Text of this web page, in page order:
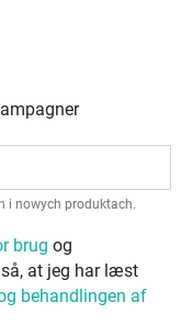
i nowych produktach.
brug og
at jeg har læst
behandlingen af